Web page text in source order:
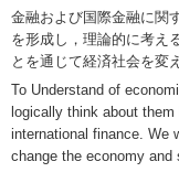
金融および国際金融に関
を形成し，理論的に考え
とを通じて経済社会を変
To Understand of
logically think about
international finance. We
change the economy